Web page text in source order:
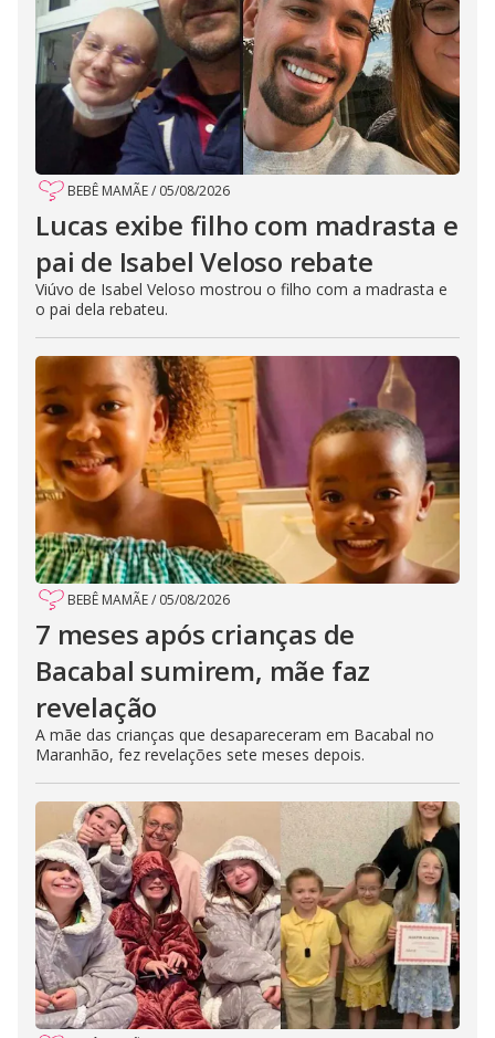
BEBÊ MAMÃE/ 05/08/2026
Lucas exibe filho com madrasta e
pai de Isabel Veloso rebate
Viúvo de Isabel Veloso mostrou o filho com a madrasta e
o pai dela rebateu.
BEBÊ MAMÃE/ 05/08/2026
7 meses após crianças de
Bacabal sumirem, mãe faz
revelação
A mãe das crianças que desapareceram em Bacabal no
Maranhão, fez revelações sete meses depois.